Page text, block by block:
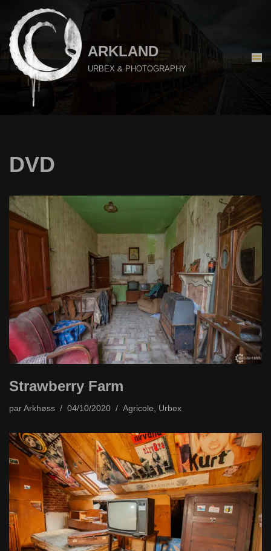
Aller
au
contenu
ARKLAND
URBEX & PHOTOGRAPHY
DVD
Strawberry Farm
par Arkhøss 04/10/2020 Agricole, Urbex